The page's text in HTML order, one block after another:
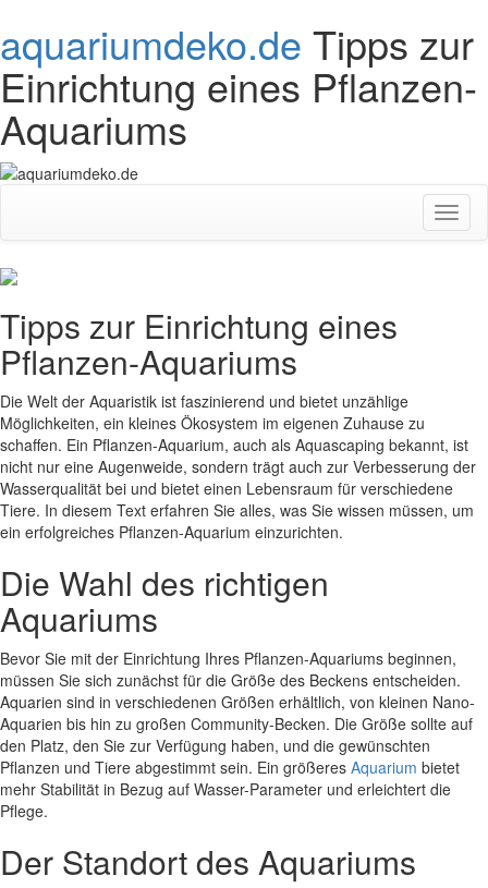
aquariumdeko.de Tipps zur
Einrichtung eines Pflanzen-
Aquariums
Tipps zur Einrichtung eines
Pflanzen-Aquariums
Die Welt der Aquaristik ist faszinierend und bietet unzählige
Möglichkeiten, ein kleines Ökosystem im eigenen Zuhause zu
schaffen. Ein Pflanzen-Aquarium, auch als Aquascaping bekannt, ist
nicht nur eine Augenweide, sondern trägt auch zur Verbesserung der
Wasserqualität bei und bietet einen Lebensraum für verschiedene
Tiere. In diesem Text erfahren Sie alles, was Sie wissen müssen, um
ein erfolgreiches Pflanzen-Aquarium einzurichten.
Die Wahl des richtigen
Aquariums
Bevor Sie mit der Einrichtung Ihres Pflanzen-Aquariums beginnen,
müssen Sie sich zunächst für die Größe des Beckens entscheiden.
Aquarien sind in verschiedenen Größen erhältlich, von kleinen Nano-
Aquarien bis hin zu großen Community-Becken. Die Größe sollte auf
den Platz, den Sie zur Verfügung haben, und die gewünschten
Pflanzen und Tiere abgestimmt sein. Ein größeres Aquarium bietet
mehr Stabilität in Bezug auf Wasser-Parameter und erleichtert die
Pflege.
Der Standort des Aquariums